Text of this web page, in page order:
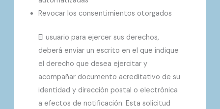
Revocar los consentimientos otorgados
El usuario para ejercer sus derechos,
deberá enviar un escrito en el que indique
el derecho que desea ejercitar y
acompañar documento acreditativo de su
identidad y dirección postal o electrónica
a efectos de notificación. Esta solicitud